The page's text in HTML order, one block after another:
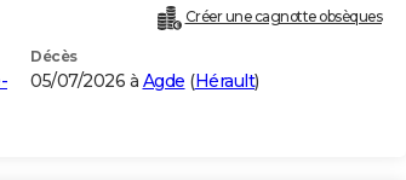
Créer une cagnotte obsèques
Décès
05/07/2026 à Agde (Hérault)